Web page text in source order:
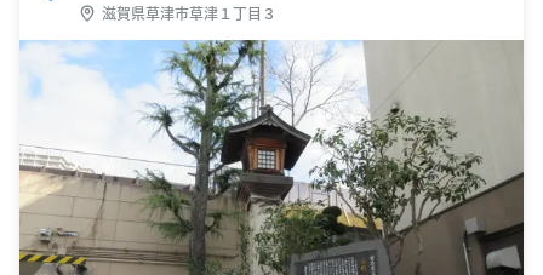
滋賀県草津市草津１丁目３